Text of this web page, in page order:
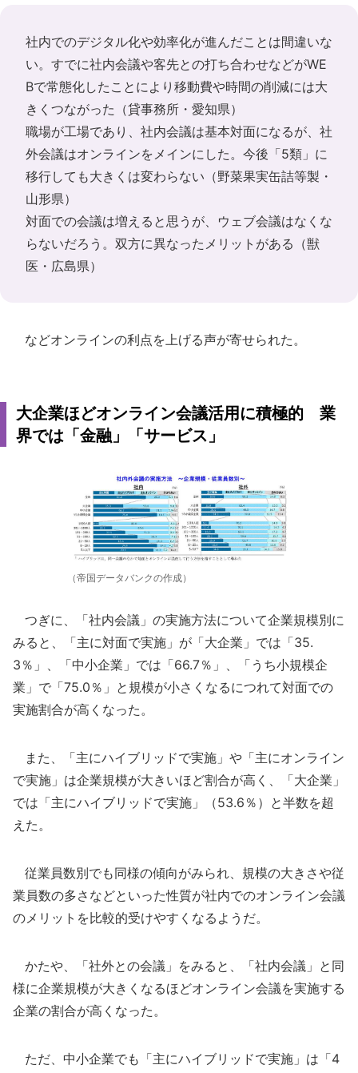
社内でのデジタル化や効率化が進んだことは間違いな
い。すでに社内会議や客先との打ち合わせなどがWE
Bで常態化したことにより移動費や時間の削減には大
きくつながった（貸事務所・愛知県）
職場が工場であり、社内会議は基本対面になるが、社
外会議はオンラインをメインにした。今後「5類」に
移行しても大きくは変わらない（野菜果実缶詰等製・
山形県）
対面での会議は増えると思うが、ウェブ会議はなくな
らないだろう。双方に異なったメリットがある（獣
医・広島県）
などオンラインの利点を上げる声が寄せられた。
大企業ほどオンライン会議活用に積極的 業
界では「金融」「サービス」
（帝国データバンクの作成）
つぎに、「社内会議」の実施方法について企業規模別に
みると、「主に対面で実施」が「大企業」では「35.
3％」、「中小企業」では「66.7％」、「うち小規模企
業」で「75.0％」と規模が小さくなるにつれて対面での
実施割合が高くなった。
また、「主にハイブリッドで実施」や「主にオンライン
で実施」は企業規模が大きいほど割合が高く、「大企業」
では「主にハイブリッドで実施」（53.6％）と半数を超
えた。
従業員数別でも同様の傾向がみられ、規模の大きさや従
業員数の多さなどといった性質が社内でのオンライン会議
のメリットを比較的受けやすくなるようだ。
かたや、「社外との会議」をみると、「社内会議」と同
様に企業規模が大きくなるほどオンライン会議を実施する
企業の割合が高くなった。
ただ、中小企業でも「主にハイブリッドで実施」は「4